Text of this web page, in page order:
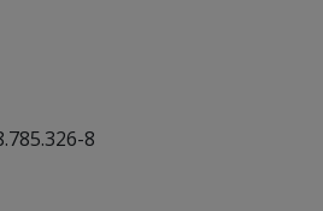
8